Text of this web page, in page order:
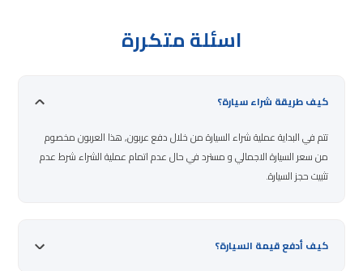
اسئلة متكررة
كيف طريقة شراء سيارة؟
تتم في البداية عملية شراء السيارة من خلال دفع عربون, هذا العربون مخصوم
من سعر السيارة الاجمالي و مسترد في حال عدم اتمام عملية الشراء شرط عدم
تثبيت حجز السيارة.
كيف أدفع قيمة السيارة؟